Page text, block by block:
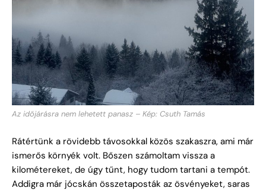
Az időjárásra nem lehetett panasz – Kép: Csuth Tamás
Rátértünk a rövidebb távosokkal közös szakaszra, ami már
ismerős környék volt. Bőszen számoltam vissza a
kilométereket, de úgy tűnt, hogy tudom tartani a tempót.
Addigra már jócskán összetaposták az ösvényeket, saras